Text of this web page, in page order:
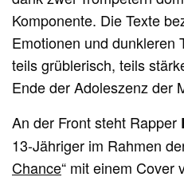
Komponente. Die Texte
Emotionen und dunkleren
teils grüblerisch, teils
Ende der Adoleszenz der
An der Front steht Rapper
13-Jähriger im Rahmen
Chance“ mit einem Cover